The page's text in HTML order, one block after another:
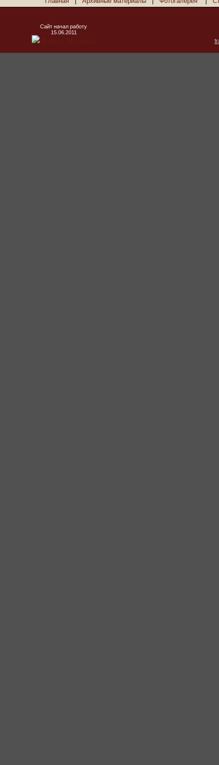
Сайт начал работу
15.06.2011